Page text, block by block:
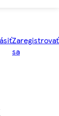
Zaregistrovať
sa